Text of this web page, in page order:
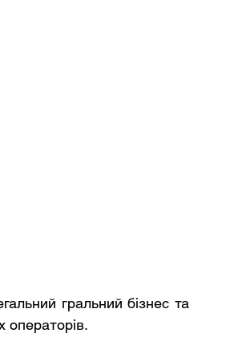
гральний бізнес та
операторів.